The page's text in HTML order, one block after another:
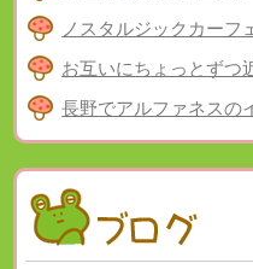
ノスタルジックカーフ
お互いにちょっとずつ
長野でアルファネスの